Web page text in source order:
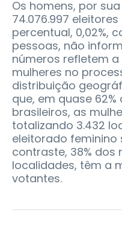
Os homens, por
74.076.997
percentual, 0,02%,
pessoas, não
números refletem
mulheres no
distribuição
que, em quase
brasileiros, as
totalizando 3.432
eleitorado feminino
contraste, 38% dos
localidades, têm a
votantes.